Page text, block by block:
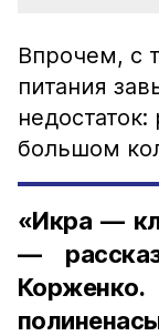
Впрочем, с
питания
большом
«Икра —
—